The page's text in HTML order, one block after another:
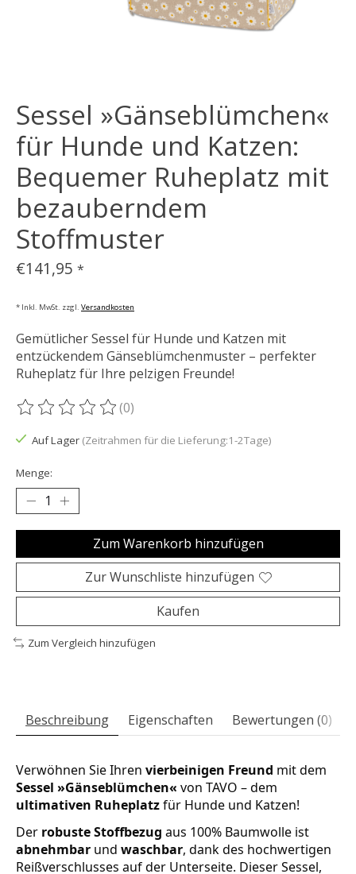
Sessel »Gänseblümchen«
für Hunde und Katzen:
Bequemer Ruheplatz mit
bezauberndem
Stoffmuster
€141,95 *
* Inkl. MwSt. zzgl. Versandkosten
Gemütlicher Sessel für Hunde und Katzen mit
entzückendem Gänseblümchenmuster – perfekter
Ruheplatz für Ihre pelzigen Freunde!
Die Bewertung dieses Produkts ist
(0)
Auf Lager (Zeitrahmen für die Lieferung:1-2Tage)
Menge:
Zum Warenkorb hinzufügen
Zur Wunschliste hinzufügen
Kaufen
Zum Vergleich hinzufügen
Beschreibung Eigenschaften Bewertungen (0)
Verwöhnen Sie Ihren vierbeinigen Freund mit dem
Sessel »Gänseblümchen«
ultimativen Ruheplatz für Hunde und Katzen!
Der robuste Stoffbezug aus 100% Baumwolle ist
abnehmbar und waschbar, dank des hochwertigen